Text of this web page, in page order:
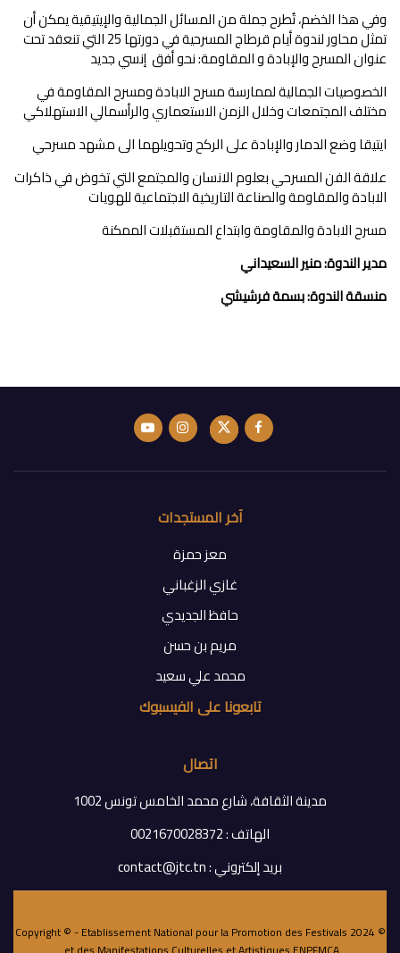
وفي هذا الخضم، تُطرح جملة من المسائل الجمالية والإيتيقية يمكن أن
تمثل محاور لندوة أيام قرطاج المسرحية في دورتها 25 التي تنعقد تحت
عنوان المسرح والإبادة و المقاومة: نحو أفق إنسي جديد
الخصوصيات الجمالية لممارسة مسرح الابادة ومسرح المقاومة في
مختلف المجتمعات وخلال الزمن الاستعماري والرأسمالي الاستهلاكي
ايتيقا وضع الدمار والإبادة على الركح وتحويلهما الى مشهد مسرحي
علاقة الفن المسرحي بعلوم الانسان والمجتمع التي تخوض في ذاكرات
الابادة والمقاومة والصناعة التاريخية الاجتماعية للهويات
مسرح الابادة والمقاومة وابتداع المستقبلات الممكنة
مدير الندوة: منير السعيداني
منسقة الندوة: بسمة فرشيشي
آخر المستجدات
معز حمزة
غازي الزغباني
حافظ الجديدي
مريم بن حسن
محمد علي سعيد
تابعونا على الفيسبوك
اتصال
مدينة الثقافة، شارع محمد الخامس تونس 1002
الهاتف : 0021670028372
بريد إلكتروني : contact@jtc.tn
© 2024 Copyright © - Etablissement National pour la Promotion des Festivals